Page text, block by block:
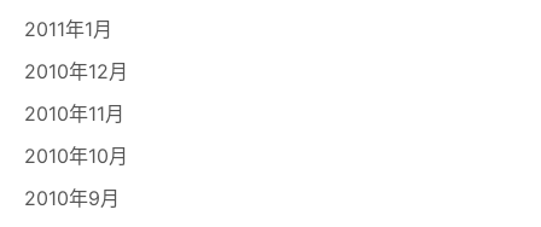
2011年1月
2010年12月
2010年11月
2010年10月
2010年9月